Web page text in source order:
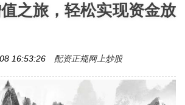
之旅，轻松实现资金放
16:53:26 配资正规网上炒股